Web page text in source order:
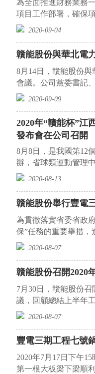
為全面推進財務業務
項目工作部署，確保
上午，公司召開財務
2020-09-04
贛能股份與華北電
8月14日，贛能股份
會議。公司黨委書記
就開展校企合作等業
2020-09-09
2020年“贛能杯”江
發布會在公司召開
8月8日，是我國第12
辦，省球類運動管理
份冠名贊助的2020年“
2020-08-13
贛能股份舉行豐電
為貫徹落實省委省政
保”任務的重要舉措
勢，共同助力豐電三
2020-08-07
贛能股份召開2020
7月30日，贛能股份
議，回顧總結上半年
排下半年主要工作，
2020-08-07
豐電三期工程七號
2020年7月17日下午
第一根大板梁下梁順